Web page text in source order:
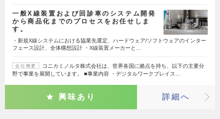
一般X線装置および回診車のシステム開発
から商品化までのプロセスをお任せしま
す。
・新規X線システムにおける協業先選定、ハードウェア/ソフトウェアのインター
フェース設計、全体構想設計 ・X線装置メーカーと…
会社概要
コニカミノルタ株式会社は、世界各国に拠点を持ち、以下の主要分
野で事業を展開しています。 ■事業内容 ・デジタルワークプレイス…
興味あり 詳細へ